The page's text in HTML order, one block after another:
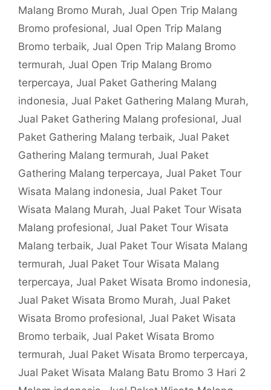
Malang Bromo Murah, Jual Open Trip Malang
Bromo profesional, Jual Open Trip Malang
Bromo terbaik, Jual Open Trip Malang Bromo
termurah, Jual Open Trip Malang Bromo
terpercaya, Jual Paket Gathering Malang
indonesia, Jual Paket Gathering Malang Murah,
Jual Paket Gathering Malang profesional, Jual
Paket Gathering Malang terbaik, Jual Paket
Gathering Malang termurah, Jual Paket
Gathering Malang terpercaya, Jual Paket Tour
Wisata Malang indonesia, Jual Paket Tour
Wisata Malang Murah, Jual Paket Tour Wisata
Malang profesional, Jual Paket Tour Wisata
Malang terbaik, Jual Paket Tour Wisata Malang
termurah, Jual Paket Tour Wisata Malang
terpercaya, Jual Paket Wisata Bromo indonesia,
Jual Paket Wisata Bromo Murah, Jual Paket
Wisata Bromo profesional, Jual Paket Wisata
Bromo terbaik, Jual Paket Wisata Bromo
termurah, Jual Paket Wisata Bromo terpercaya,
Jual Paket Wisata Malang Batu Bromo 3 Hari 2